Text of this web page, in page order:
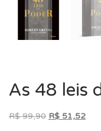
As 48 leis
R$99,90 O
R$ 51,52O